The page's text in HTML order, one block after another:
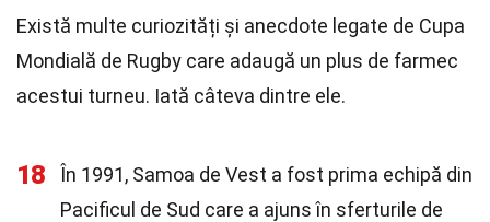
Există multe curiozități și anecdote legate de Cupa
Mondială de Rugby care adaugă un plus de farmec
acestui turneu. Iată câteva dintre ele.
18
În 1991, Samoa de Vest a fost prima echipă din
Pacificul de Sud care a ajuns în sferturile de